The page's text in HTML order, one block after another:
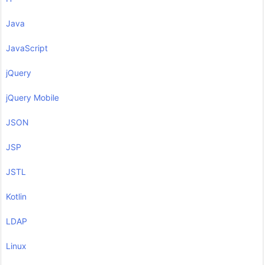
Java
JavaScript
jQuery
jQuery Mobile
JSON
JSP
JSTL
Kotlin
LDAP
Linux